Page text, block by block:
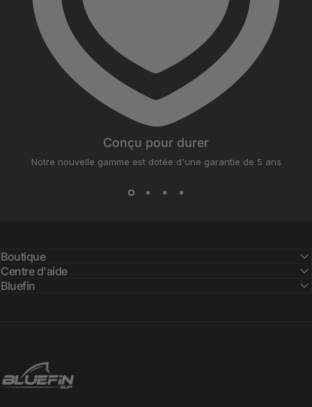
Conçu pour durer
Notre nouvelle gamme est dotée d'une garantie de 5 ans
Boutique
Centre d'aide
Bluefin
Bluefin SUP